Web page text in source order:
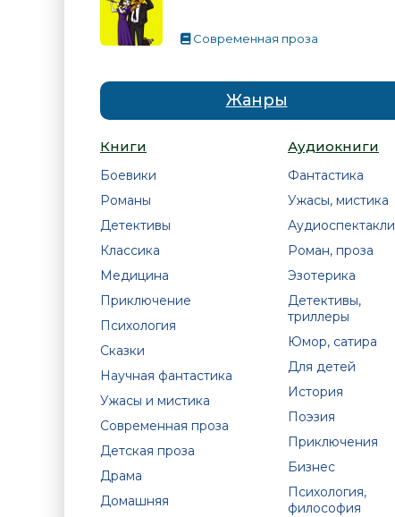
Современная проза
Жанры
Книги
Боевики
Романы
Детективы
Классика
Медицина
Приключение
Психология
Сказки
Научная фантастика
Ужасы и мистика
Современная проза
Детская проза
Драма
Домашняя
Аудиокниги
Фантастика
Ужасы, мистика
Аудиоспектакли
Роман, проза
Эзотерика
Детективы,
триллеры
Юмор, сатира
Для детей
История
Поэзия
Приключения
Бизнес
Психология,
философия